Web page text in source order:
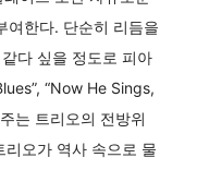
여한다. 단순히 리듬을
다 싶을 정도로 피아
“Now He Sings,
는 트리오의 전방위
오가 역사 속으로 물